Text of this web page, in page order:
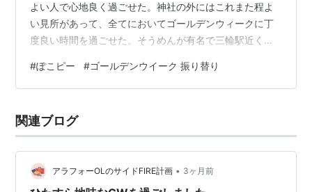
よい人で心地良く過ごせた。神社の外にはこれまた程よ
い見所があって、全てにおいてゴールデンウィークに丁
度良い時間を過ごせた。そうめんが有名で三輪駅近くの
食感で美味しかった。 大神神社では龍馬守りをお迎えし
た。龍馬って初めて知ったけれど、伝説の生き物とのこ
このブログで紹介されてからずっと気になっていた最中
にまさかの大神神社の近くで出会い、すぐさま購入し
#ぽこピー #ゴールデンウイーク 振り替り
関連ブログ
アラフォーOLのサイドFIRE計画 • 3ヶ月前